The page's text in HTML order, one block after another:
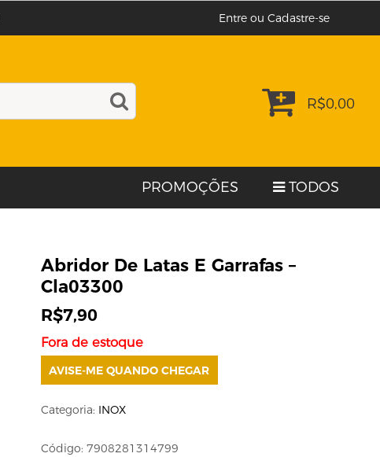
Entre ou Cadastre-se
R$0,00
PROMOÇÕES TODOS
Abridor De Latas E Garrafas –
Cla03300
R$7,90
Fora de estoque
AVISE-ME QUANDO CHEGAR
Categoria: INOX
Código: 7908281314799